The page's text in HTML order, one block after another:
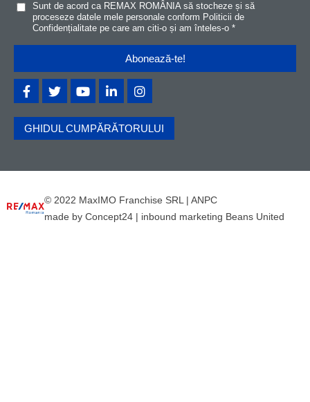
Sunt de acord ca REMAX ROMÂNIA să stocheze și să
proceseze datele mele personale conform Politicii de
Confidențialitate pe care am citi-o și am înteles-o *
GHIDUL CUMPĂRĂTORULUI
© 2022 MaxIMO Franchise SRL | ANPC
made by Concept24| inbound marketing Beans United